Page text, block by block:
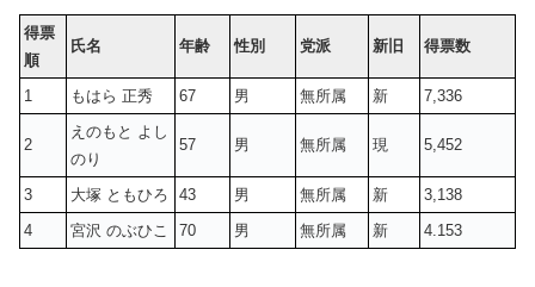
得票
順
氏名 年齢 性別 党派 新旧 得票数
1 もはら 正秀 67 男 無所属 新 7,336
2
えのもと よし
のり
57 男 無所属 現 5,452
3 大塚 ともひろ 43 男 無所属 新
3,138
4
宮沢 のぶひこ 70 男 無所属 新 4.153